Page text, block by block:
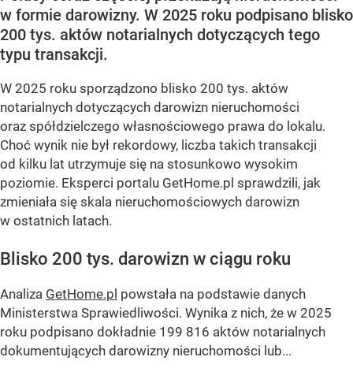
w formie darowizny. W 2025 roku podpisano blisko
200 tys. aktów notarialnych dotyczących tego
typu transakcji.
W 2025 roku sporządzono blisko 200 tys. aktów
notarialnych dotyczących darowizn nieruchomości
oraz spółdzielczego własnościowego prawa do lokalu.
Choć wynik nie był rekordowy, liczba takich transakcji
od kilku lat utrzymuje się na stosunkowo wysokim
poziomie. Eksperci portalu GetHome.pl sprawdzili, jak
zmieniała się skala nieruchomościowych darowizn
w ostatnich latach.
Blisko 200 tys. darowizn w ciągu roku
Analiza GetHome.pl powstała na podstawie danych
Ministerstwa Sprawiedliwości. Wynika z nich, że w 2025
roku podpisano dokładnie 199 816 aktów notarialnych
dokumentujących darowizny nieruchomości lub...